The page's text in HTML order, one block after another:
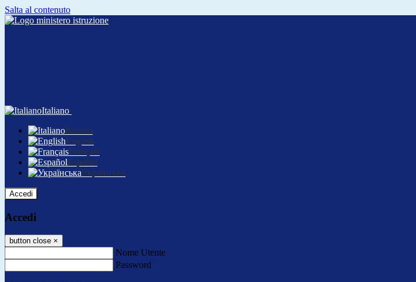
Salta al contenuto
Italiano
Italiano
English
Français
Español
Українська
Accedi
Accedi
button close ×
Nome Utente
Password